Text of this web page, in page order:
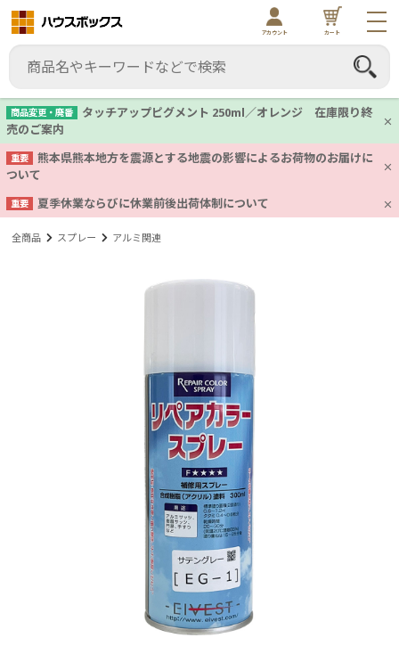
商品変更・廃番
タッチアップピグメント 250ml／オレンジ 在庫限り終
売のご案内
重要
熊本県熊本地方を震源とする地震の影響によるお荷物のお届けに
ついて
重要 夏季休業ならびに休業前後出荷体制について
アカウント カート
全商品 スプレー アルミ関連